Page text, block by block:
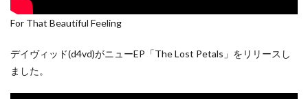
For That Beautiful Feeling
デイヴィッド(d4vd)がニューEP「The Lost Petals」をリリースし
ました。